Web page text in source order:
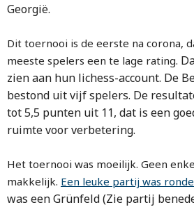
Georgië.
Dit toernooi is de eerste na corona,
meeste spelers een te lage rating.
zien aan hun lichess-account. De
bestond uit vijfspelers. De
tot 5,5 punten uit 11, dat is een
ruimte voor verbetering.
Het toernooi was moeilijk. Geen
makkelijk. Een leuke partij was
was een Grünfeld (Zie partij